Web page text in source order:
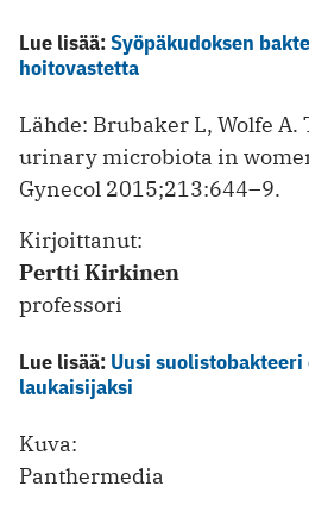
Lue lisää:Syöpäkudoksen
hoitovastetta
Lähde: Brubaker L, Wolfe A.
urinary microbiota in
Gynecol 2015;213:644–9.
Kirjoittanut:
Pertti Kirkinen
professori
Lue lisää: Uusi
laukaisijaksi
Kuva:
Panthermedia